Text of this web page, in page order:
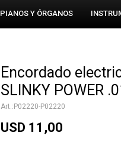
PIANOS Y ÓRGANOS
Encordado
SLINKY POWER
P02220-P02220
USD 11,00